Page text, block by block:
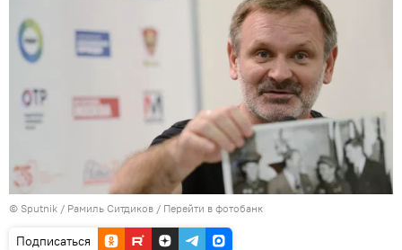
© Sputnik / Рамиль Ситдиков / Перейти в фотобанк
Подписаться